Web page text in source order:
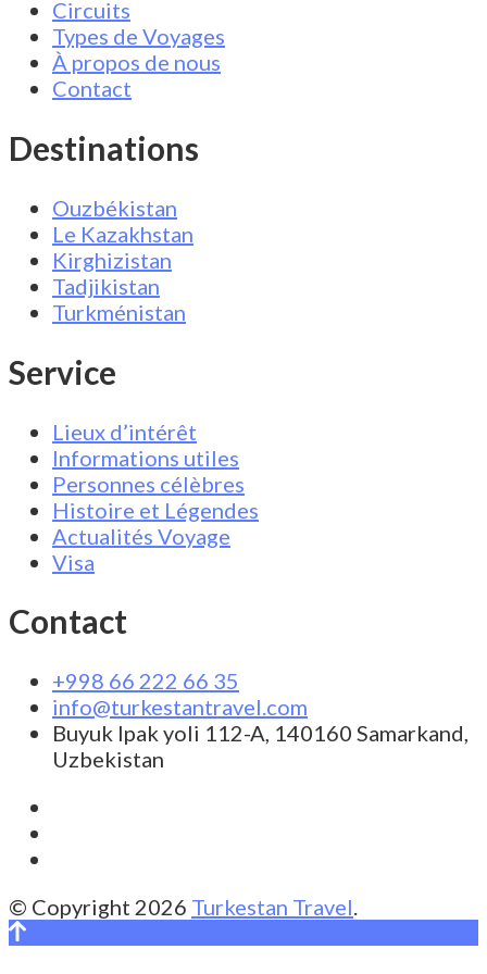
Circuits
Types de Voyages
À propos de nous
Contact
Destinations
Ouzbékistan
Le Kazakhstan
Kirghizistan
Tadjikistan
Turkménistan
Service
Lieux d’intérêt
Informations utiles
Personnes célèbres
Histoire et Légendes
Actualités Voyage
Visa
Contact
+998 66 222 66 35
info@turkestantravel.com
Buyuk Ipak yoli 112-A, 140160 Samarkand,
Uzbekistan
© Copyright 2026 Turkestan Travel.